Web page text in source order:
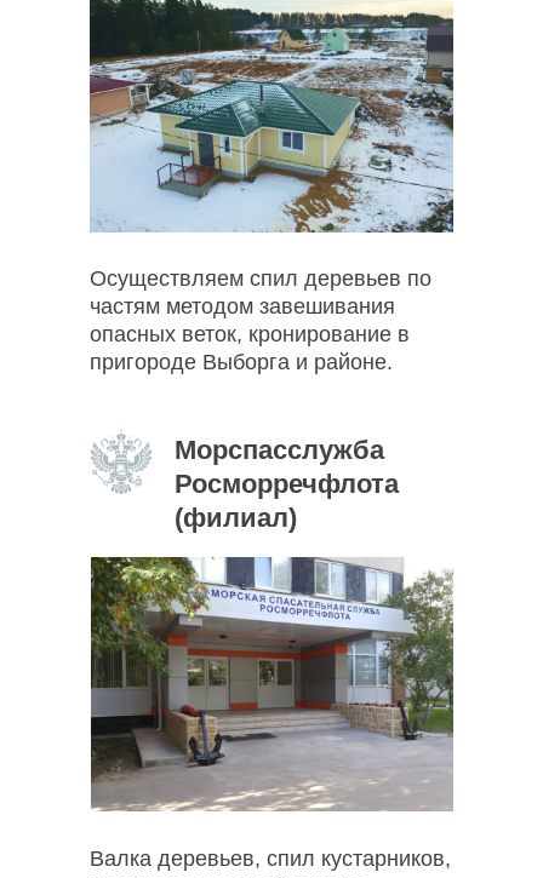
Осуществляем спил деревьев по
частям методом завешивания
опасных веток, кронирование в
пригороде Выборга и районе.
Валка деревьев, спил кустарников,
Морспасслужба
Росморречфлота
(филиал)